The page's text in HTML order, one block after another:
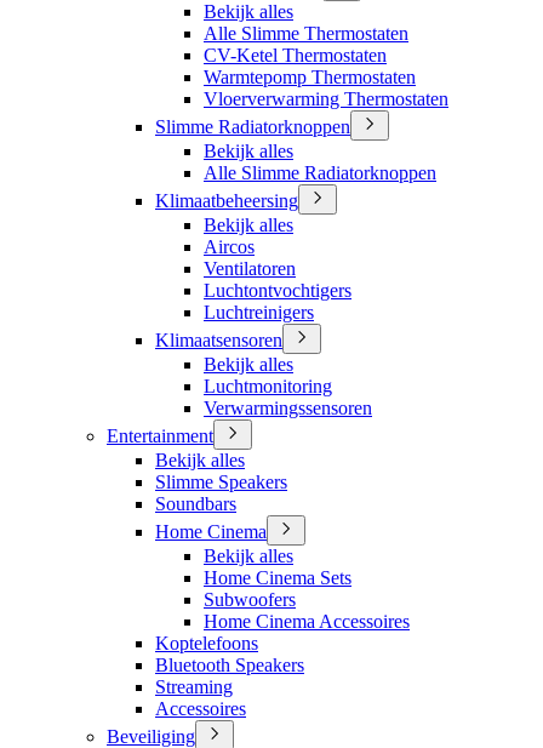
Bekijk alles
Alle Slimme Thermostaten
CV-Ketel Thermostaten
Warmtepomp Thermostaten
Vloerverwarming Thermostaten
Slimme Radiatorknoppen
Bekijk alles
Alle Slimme Radiatorknoppen
Klimaatbeheersing
Bekijk alles
Aircos
Ventilatoren
Luchtontvochtigers
Luchtreinigers
Klimaatsensoren
Bekijk alles
Luchtmonitoring
Verwarmingssensoren
Entertainment
Bekijk alles
Slimme Speakers
Soundbars
Home Cinema
Bekijk alles
Home Cinema Sets
Subwoofers
Home Cinema Accessoires
Koptelefoons
Bluetooth Speakers
Streaming
Accessoires
Beveiliging